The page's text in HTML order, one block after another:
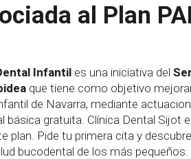
al Plan
Infantil es una iniciativa del
que tiene como objetivo
de Navarra, mediante
básica gratuita. Clínica Dental Sijot
plan. Pide tu primera cita y
bucodental de los más pequeños.